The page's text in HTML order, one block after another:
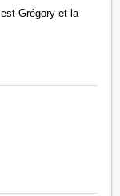
Grégory et la